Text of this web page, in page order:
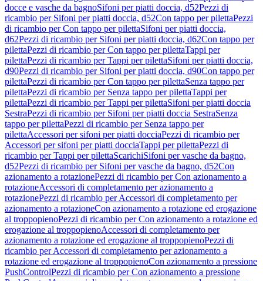
docce e vasche da bagnoSifoni per piatti doccia, d52Pezzi di
ricambio per Sifoni per piatti doccia, d52Con tappo per pilettaPezzi
di ricambio per Con tappo per pilettaSifoni per piatti doccia,
d62Pezzi di ricambio per Sifoni per piatti doccia, d62Con tappo per
pilettaPezzi di ricambio per Con tappo per pilettaTappi per
pilettaPezzi di ricambio per Tappi per pilettaSifoni per piatti doccia,
d90Pezzi di ricambio per Sifoni per piatti doccia, d90Con tappo per
pilettaPezzi di ricambio per Con tappo per pilettaSenza tappo per
pilettaPezzi di ricambio per Senza tappo per pilettaTappi per
pilettaPezzi di ricambio per Tappi per pilettaSifoni per piatti doccia
SestraPezzi di ricambio per Sifoni per piatti doccia SestraSenza
tappo per pilettaPezzi di ricambio per Senza tappo per
pilettaAccessori per sifoni per piatti docciaPezzi di ricambio per
Accessori per sifoni per piatti docciaTappi per pilettaPezzi di
ricambio per Tappi per pilettaScarichiSifoni per vasche da bagno,
d52Pezzi di ricambio per Sifoni per vasche da bagno, d52Con
azionamento a rotazionePezzi di ricambio per Con azionamento a
rotazioneAccessori di completamento per azionamento a
rotazionePezzi di ricambio per Accessori di completamento per
azionamento a rotazioneCon azionamento a rotazione ed erogazione
al troppopienoPezzi di ricambio per Con azionamento a rotazione ed
erogazione al troppopienoAccessori di completamento per
azionamento a rotazione ed erogazione al troppopienoPezzi di
ricambio per Accessori di completamento per azionamento a
rotazione ed erogazione al troppopienoCon azionamento a pressione
PushControlPezzi di ricambio per Con azionamento a pressione